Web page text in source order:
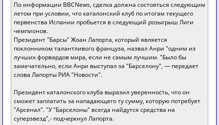
По информации BBCNews, сделка должна состояться следующим
летом при условии, что каталонский клуб по итогам текущего
первенства Испании пробьется в следующий розыгрыш Лиги
чемпионов.
Президент "Барсы" Жоан Лапорта, который является
поклонником талантливого француза, назвал Анри "одним из
лучших форвардов мира, если не самым лучшим. "Было бы
замечательно, если Анри выступал за "Барселону", — передает
слова Лапорты РИА "Новости".
Президент каталонского клуба выразил уверенность, что он
сможет заплатить за нападающего ту сумму, которую потребует
"Арсенал". "У "Барселоны" всегда найдутся средства на
суперзвезд",- подчеркнул Лапорта.